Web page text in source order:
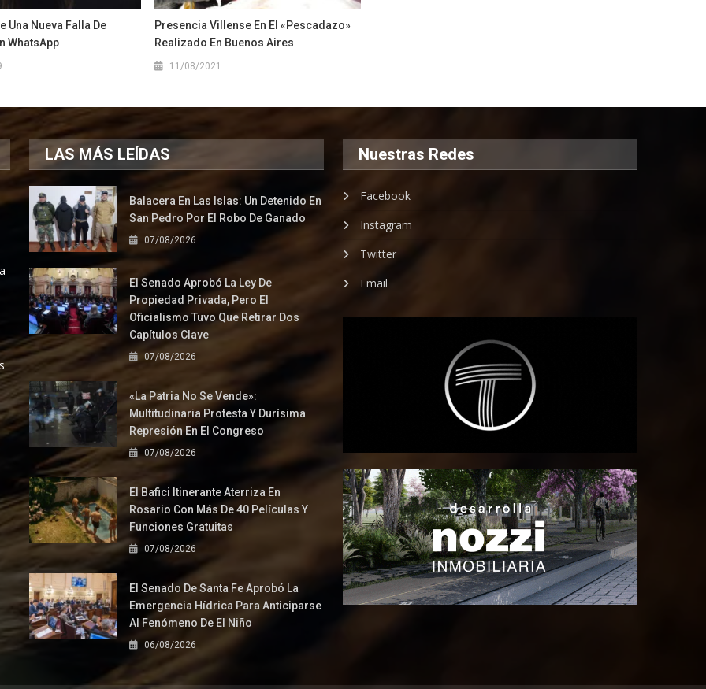
Una Nueva Falla De
WhatsApp
Presencia Villense En El «pescadazo»
Realizado En Buenos Aires
11/08/2021
LAS MÁS LEÍDAS
Balacera En Las Islas: Un Detenido En
San Pedro Por El Robo De Ganado
07/08/2026
El Senado Aprobó La Ley De
Propiedad Privada, Pero El
Oficialismo Tuvo Que Retirar Dos
Capítulos Clave
07/08/2026
«La Patria No Se Vende»:
Multitudinaria Protesta Y Durísima
Represión En El Congreso
07/08/2026
El Bafici Itinerante Aterriza En
Rosario Con Más De 40 Películas Y
Funciones Gratuitas
07/08/2026
El Senado De Santa Fe Aprobó La
Emergencia Hídrica Para Anticiparse
Al Fenómeno De El Niño
06/08/2026
Nuestras Redes
Facebook
Instagram
Twitter
Email